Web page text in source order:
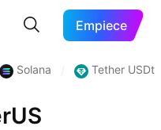
Empiece
Solana Tether USDt